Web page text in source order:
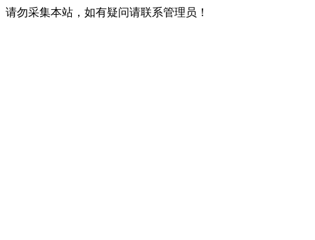
请勿采集本站，如有疑问请联系管理员！